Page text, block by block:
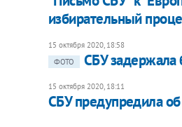
избирательный
15 октября 2020, 18:58
ФОТО
СБУ задержала
15 октября 2020, 18:11
СБУ предупредила